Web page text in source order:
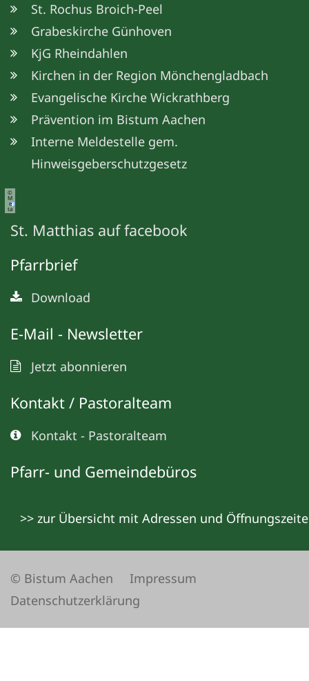
St. Rochus Broich-Peel
Grabeskirche Günhoven
KjG Rheindahlen
Kirchen in der Region Mönchengladbach
Evangelische Kirche Wickrathberg
Prävention im Bistum Aachen
Interne Meldestelle gem.
Hinweisgeberschutzgesetz
©
M
e
ta
St. Matthias auf facebook
Pfarrbrief
Download
E-Mail - Newsletter
Jetzt abonnieren
Kontakt / Pastoralteam
Kontakt - Pastoralteam
Pfarr- und Gemeindebüros
>> zur Übersicht mit Adressen und
© Bistum Aachen
Impressum
Datenschutzerklärung